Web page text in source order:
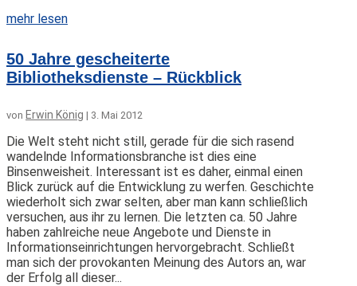
mehr lesen
50 Jahre gescheiterte
Bibliotheksdienste – Rückblick
von Erwin König | 3. Mai 2012
Die Welt steht nicht still, gerade für die sich rasend
wandelnde Informationsbranche ist dies eine
Binsenweisheit. Interessant ist es daher, einmal einen
Blick zurück auf die Entwicklung zu werfen. Geschichte
wiederholt sich zwar selten, aber man kann schließlich
versuchen, aus ihr zu lernen. Die letzten ca. 50 Jahre
haben zahlreiche neue Angebote und Dienste in
Informationseinrichtungen hervorgebracht. Schließt
man sich der provokanten Meinung des Autors an, war
der Erfolg all dieser...